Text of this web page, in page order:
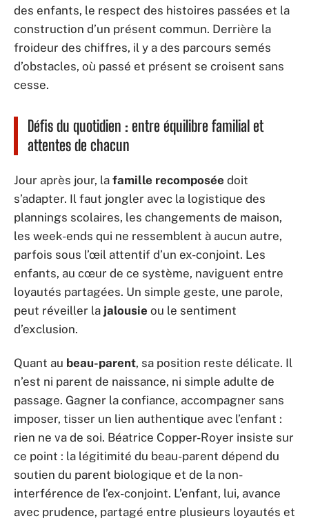
des enfants, le respect des histoires passées et la
construction d’un présent commun. Derrière la
froideur des chiffres, il y a des parcours semés
d’obstacles, où passé et présent se croisent sans
cesse.
Défis du quotidien : entre équilibre familial et
attentes de chacun
Jour après jour, la famille recomposée doit
s’adapter. Il faut jongler avec la logistique des
plannings scolaires, les changements de maison,
les week-ends qui ne ressemblent à aucun autre,
parfois sous l’œil attentif d’un ex-conjoint. Les
enfants, au cœur de ce système, naviguent entre
loyautés partagées. Un simple geste, une parole,
peut réveiller la jalousie ou le sentiment
d’exclusion.
Quant au beau-parent, sa position reste délicate. Il
n’est ni parent de naissance, ni simple adulte de
passage. Gagner la confiance, accompagner sans
imposer, tisser un lien authentique avec l’enfant :
rien ne va de soi. Béatrice Copper-Royer insiste sur
ce point : la légitimité du beau-parent dépend du
soutien du parent biologique et de la non-
interférence de l’ex-conjoint. L’enfant, lui, avance
avec prudence, partagé entre plusieurs loyautés et